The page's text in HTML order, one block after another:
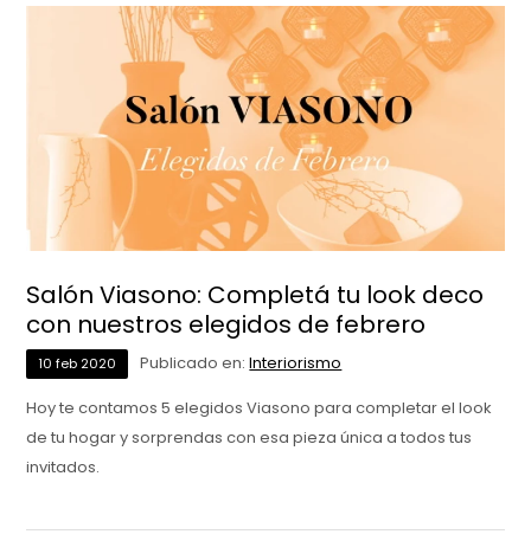
Salón Viasono: Completá tu look deco
con nuestros elegidos de febrero
10 feb 2020 Publicado en:Interiorismo
Hoy te contamos 5 elegidos Viasono para completar el look
de tu hogar y sorprendas con esa pieza única a todos tus
invitados.